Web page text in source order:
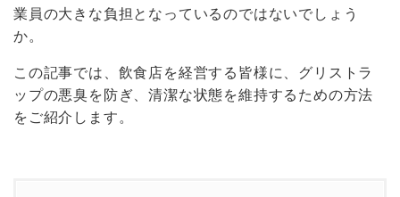
業員の大きな負担となっているのではないでしょう
か。
この記事では、飲食店を経営する皆様に、グリストラ
ップの悪臭を防ぎ、清潔な状態を維持するための方法
をご紹介します。